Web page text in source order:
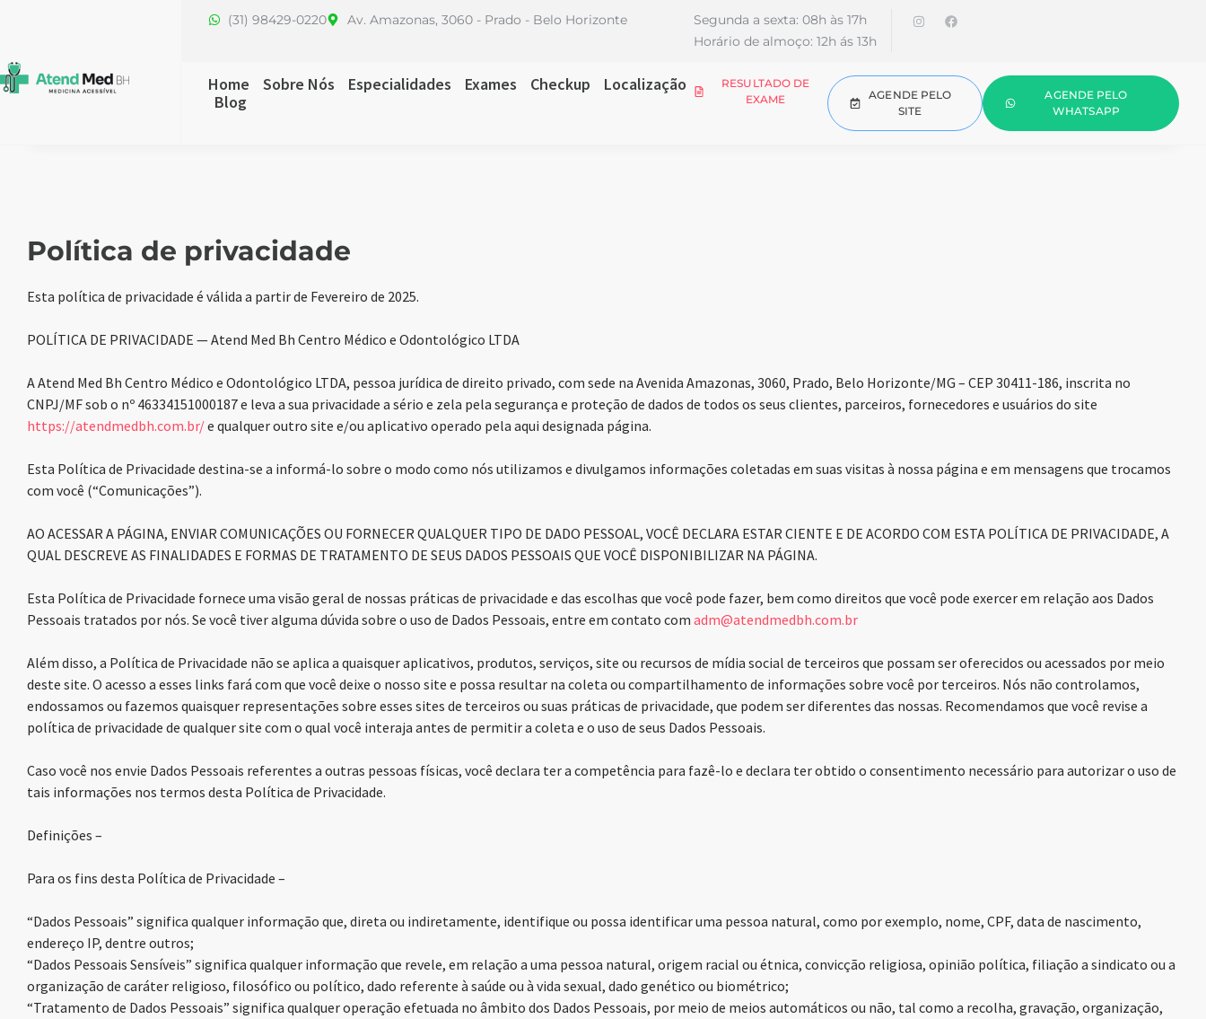
(31) 98429-0220 Av. Amazonas, 3060 - Prado - Belo Horizonte
Segunda a sexta: 08h às 17h
Horário de almoço: 12h ás 13h
Home Sobre Nós Especialidades Exames Checkup
Localização
Blog
RESULTADO DE
EXAME
AGENDE PELO
SITE
AGENDE PELO
WHATSAPP
Política de privacidade
Esta política de privacidade é válida a partir de Fevereiro de 2025.
POLÍTICA DE PRIVACIDADE — Atend Med Bh Centro Médico e Odontológico LTDA
A Atend Med Bh Centro Médico e Odontológico LTDA, pessoa jurídica de direito privado, com sede na Avenida Amazonas, 3060, Prado, Belo Horizonte/MG – CEP 30411-186, inscrita no
CNPJ/MF sob o nº 46334151000187 e leva a sua privacidade a sério e zela pela segurança e proteção de dados de todos os seus clientes, parceiros, fornecedores e usuários do site
https://atendmedbh.com.br/e qualquer outro site e/ou aplicativo operado pela aqui designada página.
Esta Política de Privacidade destina-se a informá-lo sobre o modo como nós utilizamos e divulgamos informações coletadas em suas visitas à nossa página e em mensagens que trocamos
com você (“Comunicações”).
AO ACESSAR A PÁGINA, ENVIAR COMUNICAÇÕES OU FORNECER QUALQUER TIPO DE DADO PESSOAL, VOCÊ DECLARA ESTAR CIENTE E DE ACORDO COM ESTA POLÍTICA DE PRIVACIDADE, A
QUAL DESCREVE AS FINALIDADES E FORMAS DE TRATAMENTO DE SEUS DADOS PESSOAIS QUE VOCÊ DISPONIBILIZAR NA PÁGINA.
Esta Política de Privacidade fornece uma visão geral de nossas práticas de privacidade e das escolhas que você pode fazer, bem como direitos que você pode exercer em relação aos Dados
Pessoais tratados por nós. Se você tiver alguma dúvida sobre o uso de Dados Pessoais, entre em contato com adm@atendmedbh.com.br
Além disso, a Política de Privacidade não se aplica a quaisquer aplicativos, produtos, serviços, site ou recursos de mídia social de terceiros que possam ser oferecidos ou acessados por meio
deste site. O acesso a esses links fará com que você deixe o nosso site e possa resultar na coleta ou compartilhamento de informações sobre você por terceiros. Nós não controlamos,
endossamos ou fazemos quaisquer representações sobre esses sites de terceiros ou suas práticas de privacidade, que podem ser diferentes das nossas. Recomendamos que você revise a
política de privacidade de qualquer site com o qual você interaja antes de permitir a coleta e o uso de seus Dados Pessoais.
Caso você nos envie Dados Pessoais referentes a outras pessoas físicas, você declara ter a competência para fazê-lo e declara ter obtido o consentimento necessário para autorizar o uso de
tais informações nos termos desta Política de Privacidade.
Definições –
Para os fins desta Política de Privacidade –
“Dados Pessoais” significa qualquer informação que, direta ou indiretamente, identifique ou possa identificar uma pessoa natural, como por exemplo, nome, CPF, data de nascimento,
endereço IP, dentre outros;
“Dados Pessoais Sensíveis” significa qualquer informação que revele, em relação a uma pessoa natural, origem racial ou étnica, convicção religiosa, opinião política, filiação a sindicato ou a
organização de caráter religioso, filosófico ou político, dado referente à saúde ou à vida sexual, dado genético ou biométrico;
“Tratamento de Dados Pessoais” significa qualquer operação efetuada no âmbito dos Dados Pessoais, por meio de meios automáticos ou não, tal como a recolha, gravação, organização,